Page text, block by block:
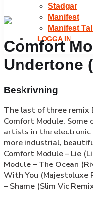
Stadgar
Manifest
Manifest
LOGGA IN
Comfort
Undertone
Beskrivning
The last of three remix
Comfort Module. Some
artists in the electronic
more industrial,
Comfort Module – Lie
Module – The Ocean
With You (Majestoluxe
– Shame (Slim Vic